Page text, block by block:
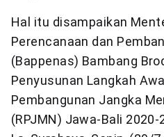
Hal itu disampaikan
Perencanaan dan
(Bappenas) Bambang
Penyusunan Langkah
Pembangunan Jangka
(RPJMN) Jawa-Bali